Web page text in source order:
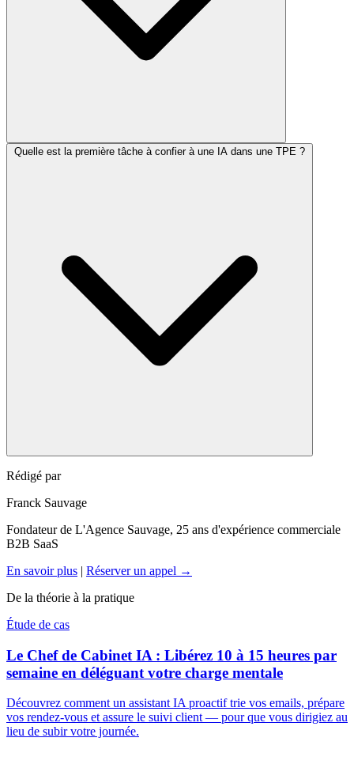
Quelle est la première tâche à confier à une IA dans une TPE ?
Commencez par une tâche de lecture ou de tri, sans impact externe :
préparation d'un point quotidien. Ces tâches sont réversibles, donc
Rédigé par
Franck Sauvage
Fondateur de L'Agence Sauvage, 25 ans d'expérience commerciale
B2B SaaS
En savoir plus | Réserver un appel →
De la théorie à la pratique
Étude de cas
Le Chef de Cabinet IA : Libérez 10 à 15 heures par
semaine en déléguant votre charge mentale
Découvrez comment un assistant IA proactif trie vos emails, prépare
vos rendez-vous et assure le suivi client — pour que vous dirigiez au
lieu de subir votre journée.